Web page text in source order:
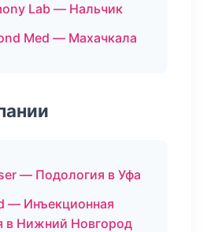
Lab — Нальчик
Med — Махачкала
— Подология в Уфа
— Инъекционная
в Нижний Новгород